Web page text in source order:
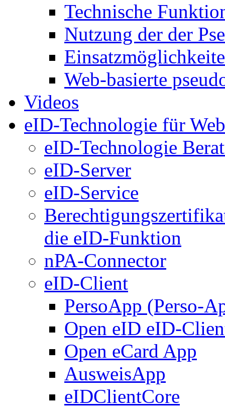
Technische
Nutzung der der
Web-basierte
Videos
eID-Technologie für
eID-Technologie
eID-Server
eID-Service
die eID-Funktion
nPA-Connector
eID-Client
PersoApp (Perso-
Open eID eID-
Open eCard App
AusweisApp
eIDClientCore